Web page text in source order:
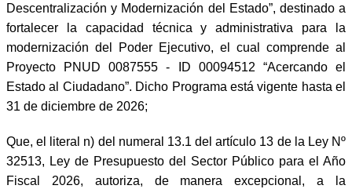
Descentralización y Modernización del Estado”, destinado a
fortalecer la capacidad técnica y administrativa para la
modernización del Poder Ejecutivo, el cual comprende al
Proyecto PNUD 0087555 - ID 00094512 “Acercando el
Estado al Ciudadano”. Dicho Programa está vigente hasta el
31 de diciembre de 2026;
Que, el literal n) del numeral 13.1 del artículo 13 de la Ley Nº
32513, Ley de Presupuesto del Sector Público para el Año
Fiscal 2026, autoriza, de manera excepcional, a la